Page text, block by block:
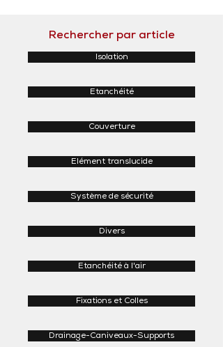
Rechercher par article
Isolation
Etanchéité
Couverture
Elément translucide
Système de sécurité
Divers
Etanchéité à l'air
Fixations et Colles
Drainage-Caniveaux-Supports